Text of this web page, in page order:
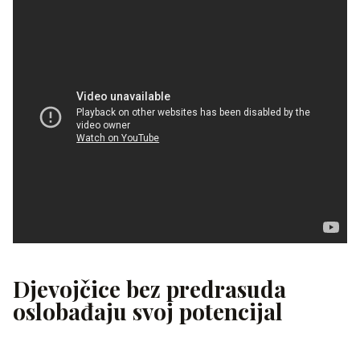
Djevojčice bez predrasuda
oslobađaju svoj potencijal